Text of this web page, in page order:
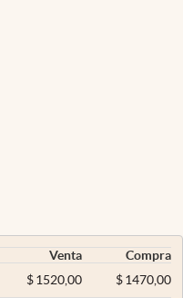
Venta
Compra
$ 1520,00 $1470,00